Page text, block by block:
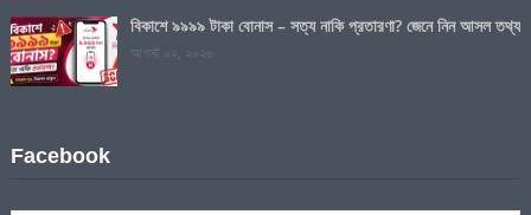
বিকাশে ৯৯৯৯ টাকা বোনাস – সত্য নাকি প্রতারণা? জেনে নিন আসল তথ্য
আগস্ট ০২, ২০২৬
Facebook